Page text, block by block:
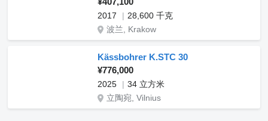
2017
28,600 千克
波兰, Krakow
Kässbohrer K.STC 30
¥776,000
2025
34 立方米
立陶宛, Vilnius